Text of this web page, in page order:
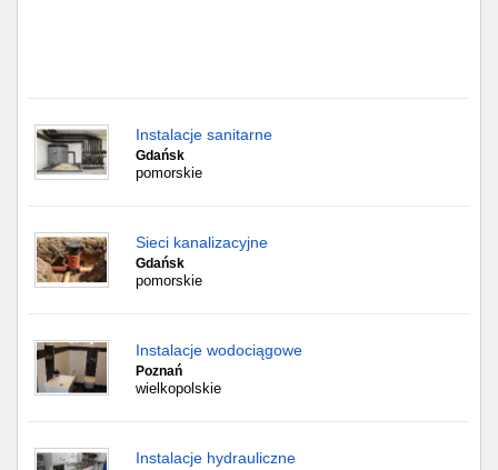
Instalacje sanitarne
Gdańsk
pomorskie
Sieci kanalizacyjne
Gdańsk
pomorskie
Instalacje wodociągowe
Poznań
wielkopolskie
Instalacje hydrauliczne